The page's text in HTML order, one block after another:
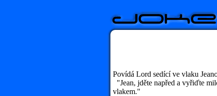
Povídá Lord sedící ve vlaku
"Jean, jděte napřed a vyřiďte
vlakem."